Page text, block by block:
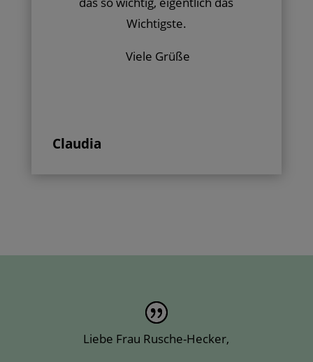
Wichtigste.
Viele Grüße
Claudia
Liebe Frau Rusche-Hecker,